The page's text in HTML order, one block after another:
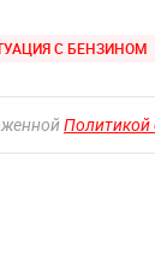
С БЕНЗИНОМ
Политикой